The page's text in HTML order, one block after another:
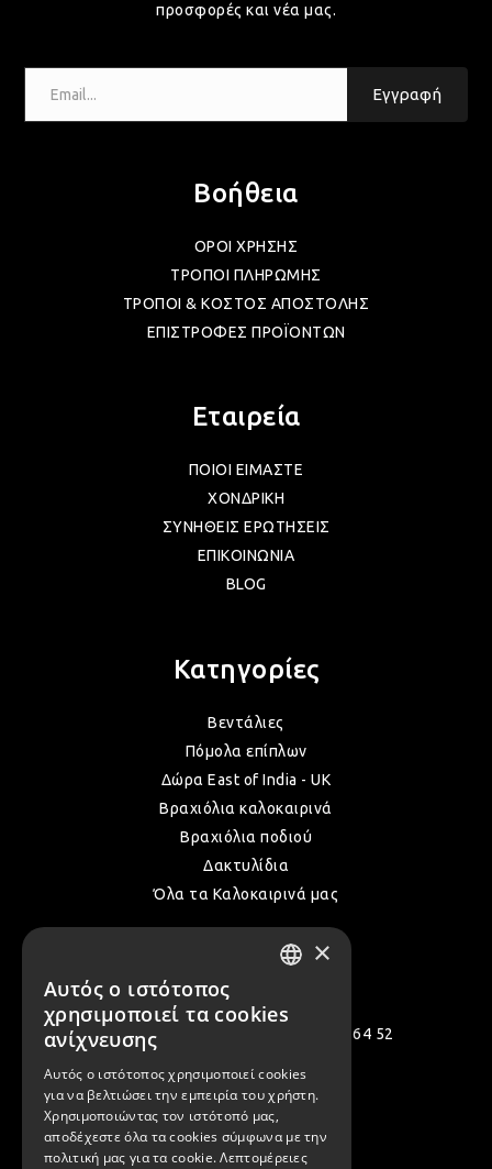
προσφορές και νέα μας.
Εγγραφή
Βοήθεια
ΟΡΟΙ ΧΡΗΣΗΣ
ΤΡΟΠΟΙ ΠΛΗΡΩΜΗΣ
ΤΡΟΠΟΙ & ΚΟΣΤΟΣ ΑΠΟΣΤΟΛΗΣ
ΕΠΙΣΤΡΟΦΕΣ ΠΡΟΪΟΝΤΩΝ
Εταιρεία
ΠΟΙΟΙ ΕΙΜΑΣΤΕ
ΧΟΝΔΡΙΚΗ
ΣΥΝΗΘΕΙΣ ΕΡΩΤΗΣΕΙΣ
ΕΠΙΚΟΙΝΩΝΙΑ
BLOG
Κατηγορίες
Βεντάλιες
Πόμολα επίπλων
Δώρα East of India - UK
Βραχιόλια καλοκαιρινά
Βραχιόλια ποδιού
Δακτυλίδια
Όλα τα Καλοκαιρινά μας
Επικοινωνία
Πολεμιστών 12, Αργυρούπολη 164 52
[email protected]
( +30 ) 2109935480
( +30 ) 2109954994
×
Αυτός ο ιστότοπος
χρησιμοποιεί τα cookies
ανίχνευσης
Αυτός ο ιστότοπος χρησιμοποιεί cookies
για να βελτιώσει την εμπειρία του χρήστη.
Χρησιμοποιώντας τον ιστότοπό μας,
αποδέχεστε όλα τα cookies σύμφωνα με την
πολιτική μας για τα cookie. Λεπτομέρειες